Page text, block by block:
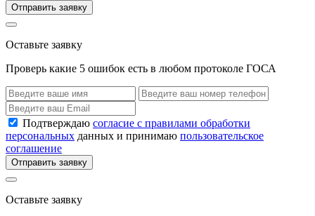
Отправить заявку
Оставьте заявку
Проверь какие 5 ошибок есть в любом протоколе ГОСА
Подтверждаю согласие с правилами обработки
персональных данных и принимаю пользовательское
соглашение
Отправить заявку
Оставьте заявку